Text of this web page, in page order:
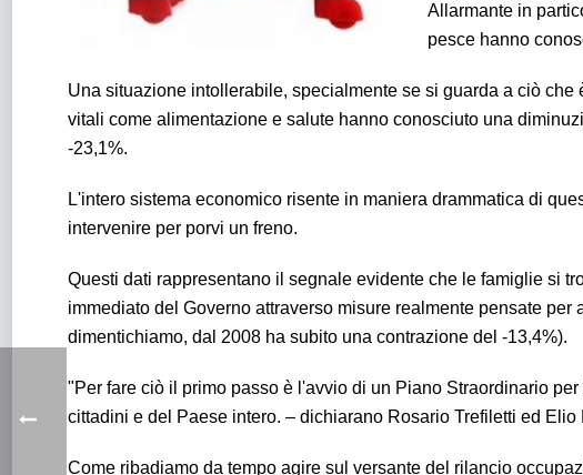
Allarmante in
pesce hanno
Una situazione intollerabile, specialmente se si guarda a ciò
vitali come alimentazione e salute hanno conosciuto una
-23,1%.
L'intero sistema economico risente in maniera drammatica di
intervenire per porvi un freno.
Questi dati rappresentano il segnale evidente che le famiglie si
immediato del Governo attraverso misure realmente pensate
dimentichiamo, dal 2008 ha subito una contrazione del -13,4%).
"Per fare ciò il primo passo è l'avvio di un Piano Straordinario
cittadini e del Paese intero. – dichiarano Rosario Trefiletti ed
Come ribadiamo da tempo agire sul versante del rilancio